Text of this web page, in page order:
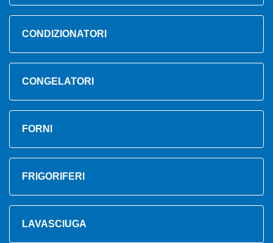
CONDIZIONATORI
CONGELATORI
FORNI
FRIGORIFERI
LAVASCIUGA